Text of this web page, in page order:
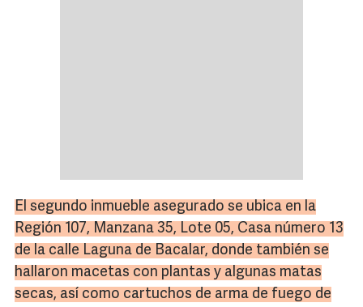
El segundo inmueble asegurado se ubica en la
Región 107, Manzana 35, Lote 05, Casa número 13
de la calle Laguna de Bacalar, donde también se
hallaron macetas con plantas y algunas matas
secas, así como cartuchos de arma de fuego de